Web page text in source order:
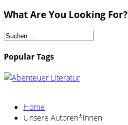
What Are You Looking For?
Popular Tags
Home
Unsere Autoren*innen